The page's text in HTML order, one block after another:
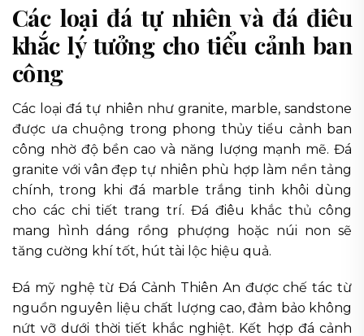
Các loại đá tự nhiên và đá điêu
khắc lý tưởng cho tiểu cảnh ban
công
Các loại đá tự nhiên như granite, marble, sandstone
được ưa chuộng trong phong thủy tiểu cảnh ban
công nhờ độ bền cao và năng lượng mạnh mẽ. Đá
granite với vân đẹp tự nhiên phù hợp làm nền tảng
chính, trong khi đá marble trắng tinh khôi dùng
cho các chi tiết trang trí. Đá điêu khắc thủ công
mang hình dáng rồng phượng hoặc núi non sẽ
tăng cường khí tốt, hút tài lộc hiệu quả.
Đá mỹ nghệ từ Đá Cảnh Thiên An được chế tác từ
nguồn nguyên liệu chất lượng cao, đảm bảo không
nứt vỡ dưới thời tiết khắc nghiệt. Kết hợp đá cảnh